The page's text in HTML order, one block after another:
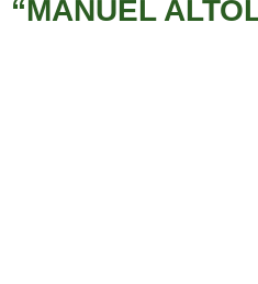
“MANUEL